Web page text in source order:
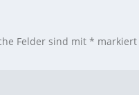
Felder sind mit* markiert